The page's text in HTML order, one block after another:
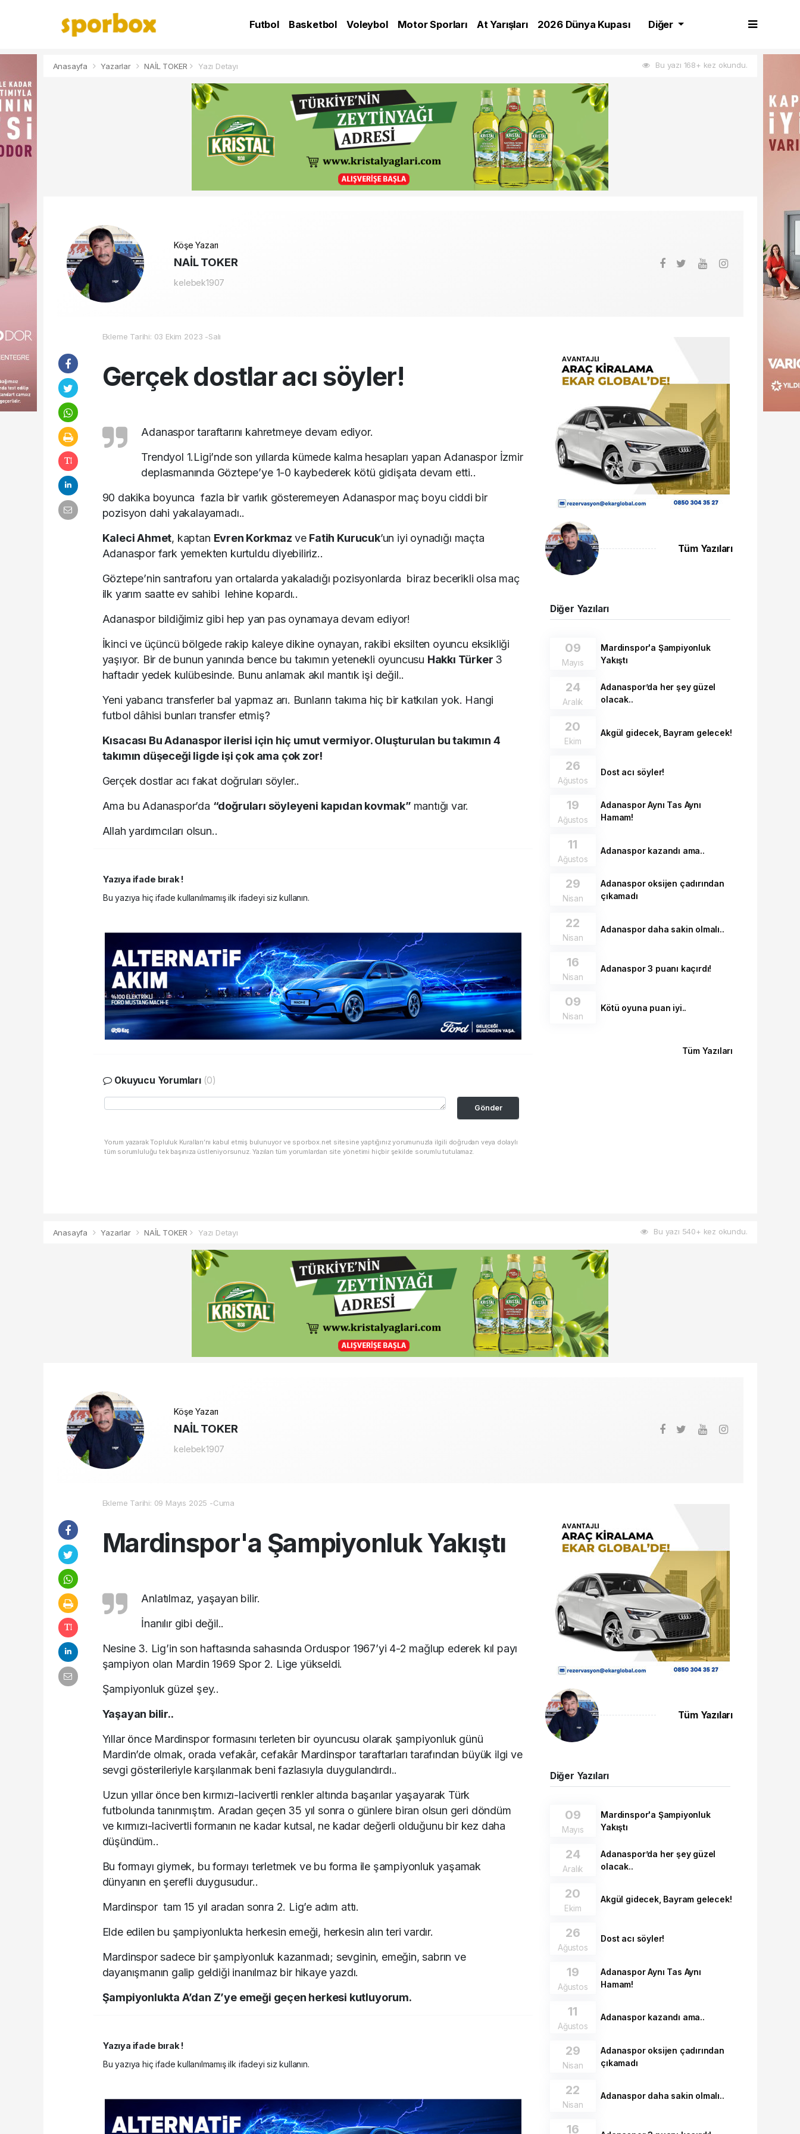
Futbol Basketbol Voleybol Motor Sporları At Yarışları
2026 Dünya Kupası
Diğer
Anasayfa Yazarlar NAİL TOKER Yazı Detayı Bu yazı 168+ kez okundu.
Köşe Yazarı
NAİL TOKER
kelebek1907
Ekleme Tarihi: 03 Ekim 2023 -Salı
Gerçek dostlar acı söyler!
Adanaspor taraftarını kahretmeye devam ediyor.
Trendyol 1.Ligi’nde son yıllarda kümede kalma hesapları yapan Adanaspor İzmir
deplasmanında Göztepe’ye 1-0 kaybederek kötü gidişata devam etti..
90 dakika boyunca fazla bir varlık gösteremeyen Adanaspor maç boyu ciddi bir
pozisyon dahi yakalayamadı..
Kaleci Ahmet, kaptan Evren Korkmaz ve Fatih Kurucuk’un iyi oynadığı maçta
Adanaspor fark yemekten kurtuldu diyebiliriz..
Göztepe’nin santraforu yan ortalarda yakaladığı pozisyonlarda biraz becerikli olsa maç
ilk yarım saatte ev sahibi lehine kopardı..
Adanaspor bildiğimiz gibi hep yan pas oynamaya devam ediyor!
İkinci ve üçüncü bölgede rakip kaleye dikine oynayan, rakibi eksilten oyuncu eksikliği
yaşıyor. Bir de bunun yanında bence bu takımın yetenekli oyuncusu Hakkı Türker 3
haftadır yedek kulübesinde. Bunu anlamak akıl mantık işi değil..
Yeni yabancı transferler bal yapmaz arı. Bunların takıma hiç bir katkıları yok. Hangi
futbol dâhisi bunları transfer etmiş?
Kısacası Bu Adanaspor ilerisi için hiç umut vermiyor. Oluşturulan bu takımın 4
takımın düşeceği ligde işi çok ama çok zor!
Gerçek dostlar acı fakat doğruları söyler..
Ama bu Adanaspor’da “doğruları söyleyeni kapıdan kovmak” mantığı var.
Allah yardımcıları olsun..
Yazıya ifade bırak !
Bu yazıya hiç ifade kullanılmamış ilk ifadeyi siz kullanın.
Okuyucu Yorumları (0)
Gönder
Yorum yazarak Topluluk Kuralları’nı kabul etmiş bulunuyor ve sporbox.net sitesine yaptığınız yorumunuzla ilgili doğrudan veya dolaylı
tüm sorumluluğu tek başınıza üstleniyorsunuz. Yazılan tüm yorumlardan site yönetimi hiçbir şekilde sorumlu tutulamaz.
Tüm Yazıları
Diğer Yazıları
09
Mayıs
Mardinspor'a Şampiyonluk
Yakıştı
24
Aralık
Adanaspor’da her şey güzel
olacak..
20
Ekim
Akgül gidecek, Bayram gelecek!
26
Ağustos
Dost acı söyler!
19
Ağustos
Adanaspor Aynı Tas Aynı
Hamam!
11
Ağustos
Adanaspor kazandı ama..
29
Nisan
Adanaspor oksijen çadırından
çıkamadı
22
Nisan
Adanaspor daha sakin olmalı..
16
Nisan
Adanaspor 3 puanı kaçırdı!
09
Nisan
Kötü oyuna puan iyi..
Tüm Yazıları
Anasayfa Yazarlar NAİL TOKER Yazı Detayı Bu yazı 540+ kez okundu.
Köşe Yazarı
NAİL TOKER
kelebek1907
Ekleme Tarihi: 09 Mayıs 2025 -Cuma
Mardinspor'a Şampiyonluk Yakıştı
Anlatılmaz, yaşayan bilir.
İnanılır gibi değil..
Nesine 3. Lig’in son haftasında sahasında Orduspor 1967’yi 4-2 mağlup ederek kıl payı
şampiyon olan Mardin 1969 Spor 2. Lige yükseldi.
Şampiyonluk güzel şey..
Yaşayan bilir..
Yıllar önce Mardinspor formasını terleten bir oyuncusu olarak şampiyonluk günü
Mardin’de olmak, orada vefakâr, cefakâr Mardinspor taraftarları tarafından büyük ilgi ve
sevgi gösterileriyle karşılanmak beni fazlasıyla duygulandırdı..
Uzun yıllar önce ben kırmızı-lacivertli renkler altında başarılar yaşayarak Türk
futbolunda tanınmıştım. Aradan geçen 35 yıl sonra o günlere biran olsun geri döndüm
ve kırmızı-lacivertli formanın ne kadar kutsal, ne kadar değerli olduğunu bir kez daha
düşündüm..
Bu formayı giymek, bu formayı terletmek ve bu forma ile şampiyonluk yaşamak
dünyanın en şerefli duygusudur..
Mardinspor tam 15 yıl aradan sonra 2. Lig’e adım attı.
Elde edilen bu şampiyonlukta herkesin emeği, herkesin alın teri vardır.
Mardinspor sadece bir şampiyonluk kazanmadı; sevginin, emeğin, sabrın ve
dayanışmanın galip geldiği inanılmaz bir hikaye yazdı.
Şampiyonlukta A’dan Z’ye emeği geçen herkesi kutluyorum.
Yazıya ifade bırak !
Bu yazıya hiç ifade kullanılmamış ilk ifadeyi siz kullanın.
Tüm Yazıları
Diğer Yazıları
09
Mayıs
Mardinspor'a Şampiyonluk
Yakıştı
24
Aralık
Adanaspor’da her şey güzel
olacak..
20
Ekim
Akgül gidecek, Bayram gelecek!
26
Ağustos
Dost acı söyler!
19
Ağustos
Adanaspor Aynı Tas Aynı
Hamam!
11
Ağustos
Adanaspor kazandı ama..
29
Nisan
Adanaspor oksijen çadırından
çıkamadı
22
Nisan
Adanaspor daha sakin olmalı..
16